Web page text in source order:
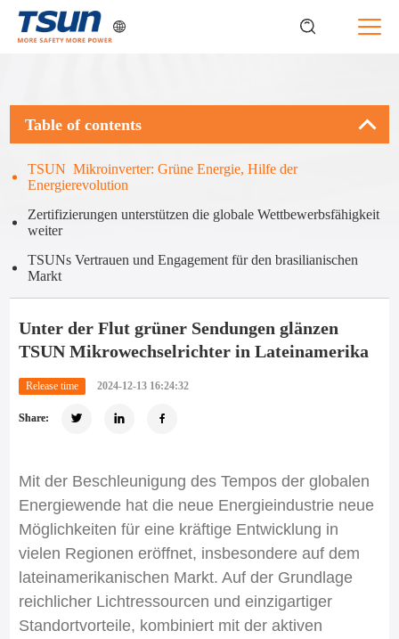
Table of contents
TSUN Mikroinverter: Grüne Energie, Hilfe der
Energierevolution
Zertifizierungen unterstützen die globale Wettbewerbsfähigkeit
weiter
TSUNs Vertrauen und Engagement für den brasilianischen
Markt
Unter der Flut grüner Sendungen glänzen
TSUN Mikrowechselrichter in Lateinamerika
Release time 2024-12-13 16:24:32
Share:
Mit der Beschleunigung des Tempos der globalen
Energiewende hat die neue Energieindustrie neue
Möglichkeiten für eine kräftige Entwicklung in
vielen Regionen eröffnet, insbesondere auf dem
lateinamerikanischen Markt. Auf der Grundlage
reichlicher Lichtressourcen und einzigartiger
Standortvorteile, kombiniert mit der aktiven